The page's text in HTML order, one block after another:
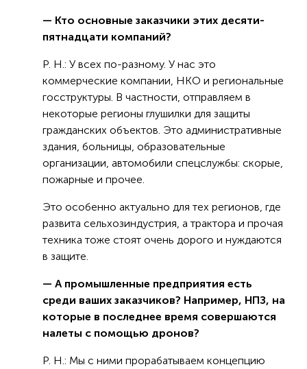
— Кто основные заказчики этих десяти-
пятнадцати компаний?
Р. Н.: У всех по-разному. У нас это
коммерческие компании, НКО и региональные
госструктуры. В частности, отправляем в
некоторые регионы глушилки для защиты
гражданских объектов. Это административные
здания, больницы, образовательные
организации, автомобили спецслужбы: скорые,
пожарные и прочее.
Это особенно актуально для тех регионов, где
развита сельхозиндустрия, а трактора и прочая
техника тоже стоят очень дорого и нуждаются
в защите.
— А промышленные предприятия есть
среди ваших заказчиков? Например, НПЗ, на
которые в последнее время совершаются
налеты с помощью дронов?
Р. Н.: Мы с ними прорабатываем концепцию